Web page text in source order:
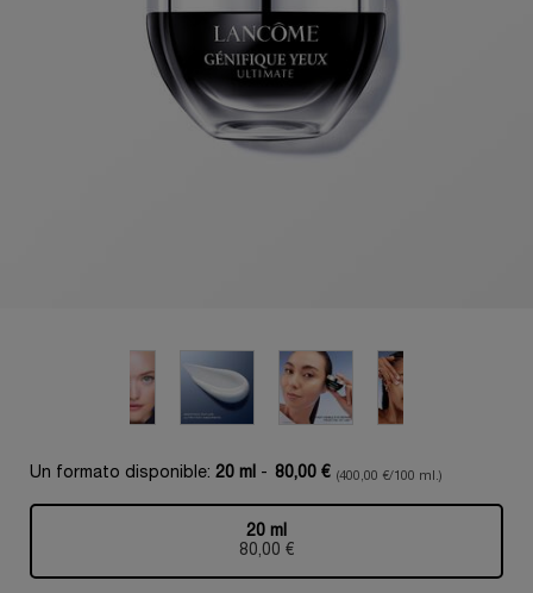
Un formato disponible: 20 ml - 80,00 € (400,00 €/100 ml.)
Selecionado
20 ml
80,00 €
, 1 of 1